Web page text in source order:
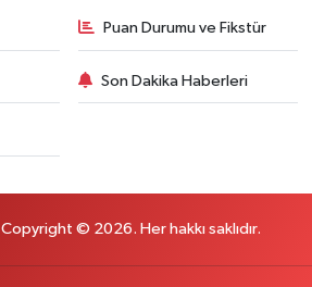
Puan Durumu ve Fikstür
Son Dakika Haberleri
Copyright © 2026. Her hakkı saklıdır.